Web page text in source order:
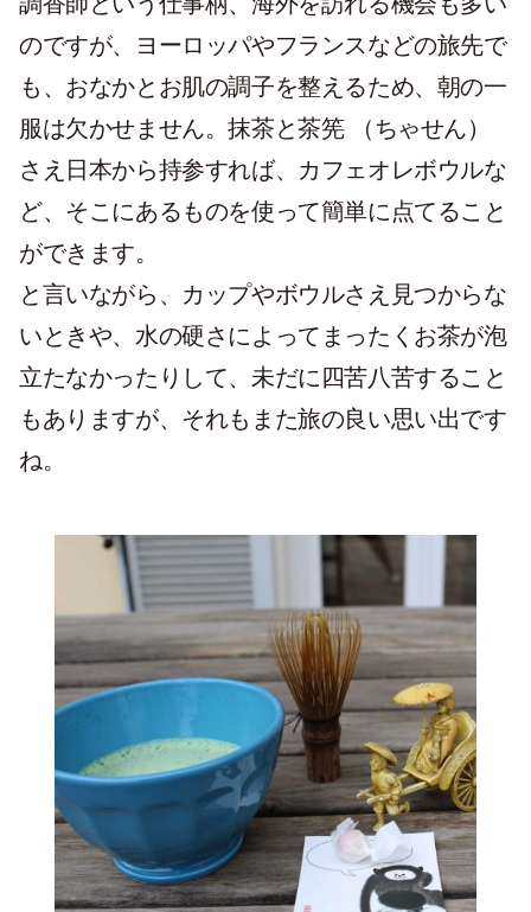
のですが、ヨーロッパやフランスなどの旅先で
も、おなかとお肌の調子を整えるため、朝の一
服は欠かせません。抹茶と茶筅 （ちゃせん）
さえ日本から持参すれば、カフェオレボウルな
ど、そこにあるものを使って簡単に点てること
ができます。
と言いながら、カップやボウルさえ見つからな
いときや、水の硬さによってまったくお茶が泡
立たなかったりして、未だに四苦八苦すること
もありますが、それもまた旅の良い思い出です
ね。